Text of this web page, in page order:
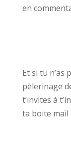
en
Et si tu n’as
pèlerinage
t’invites à
ta boite mail